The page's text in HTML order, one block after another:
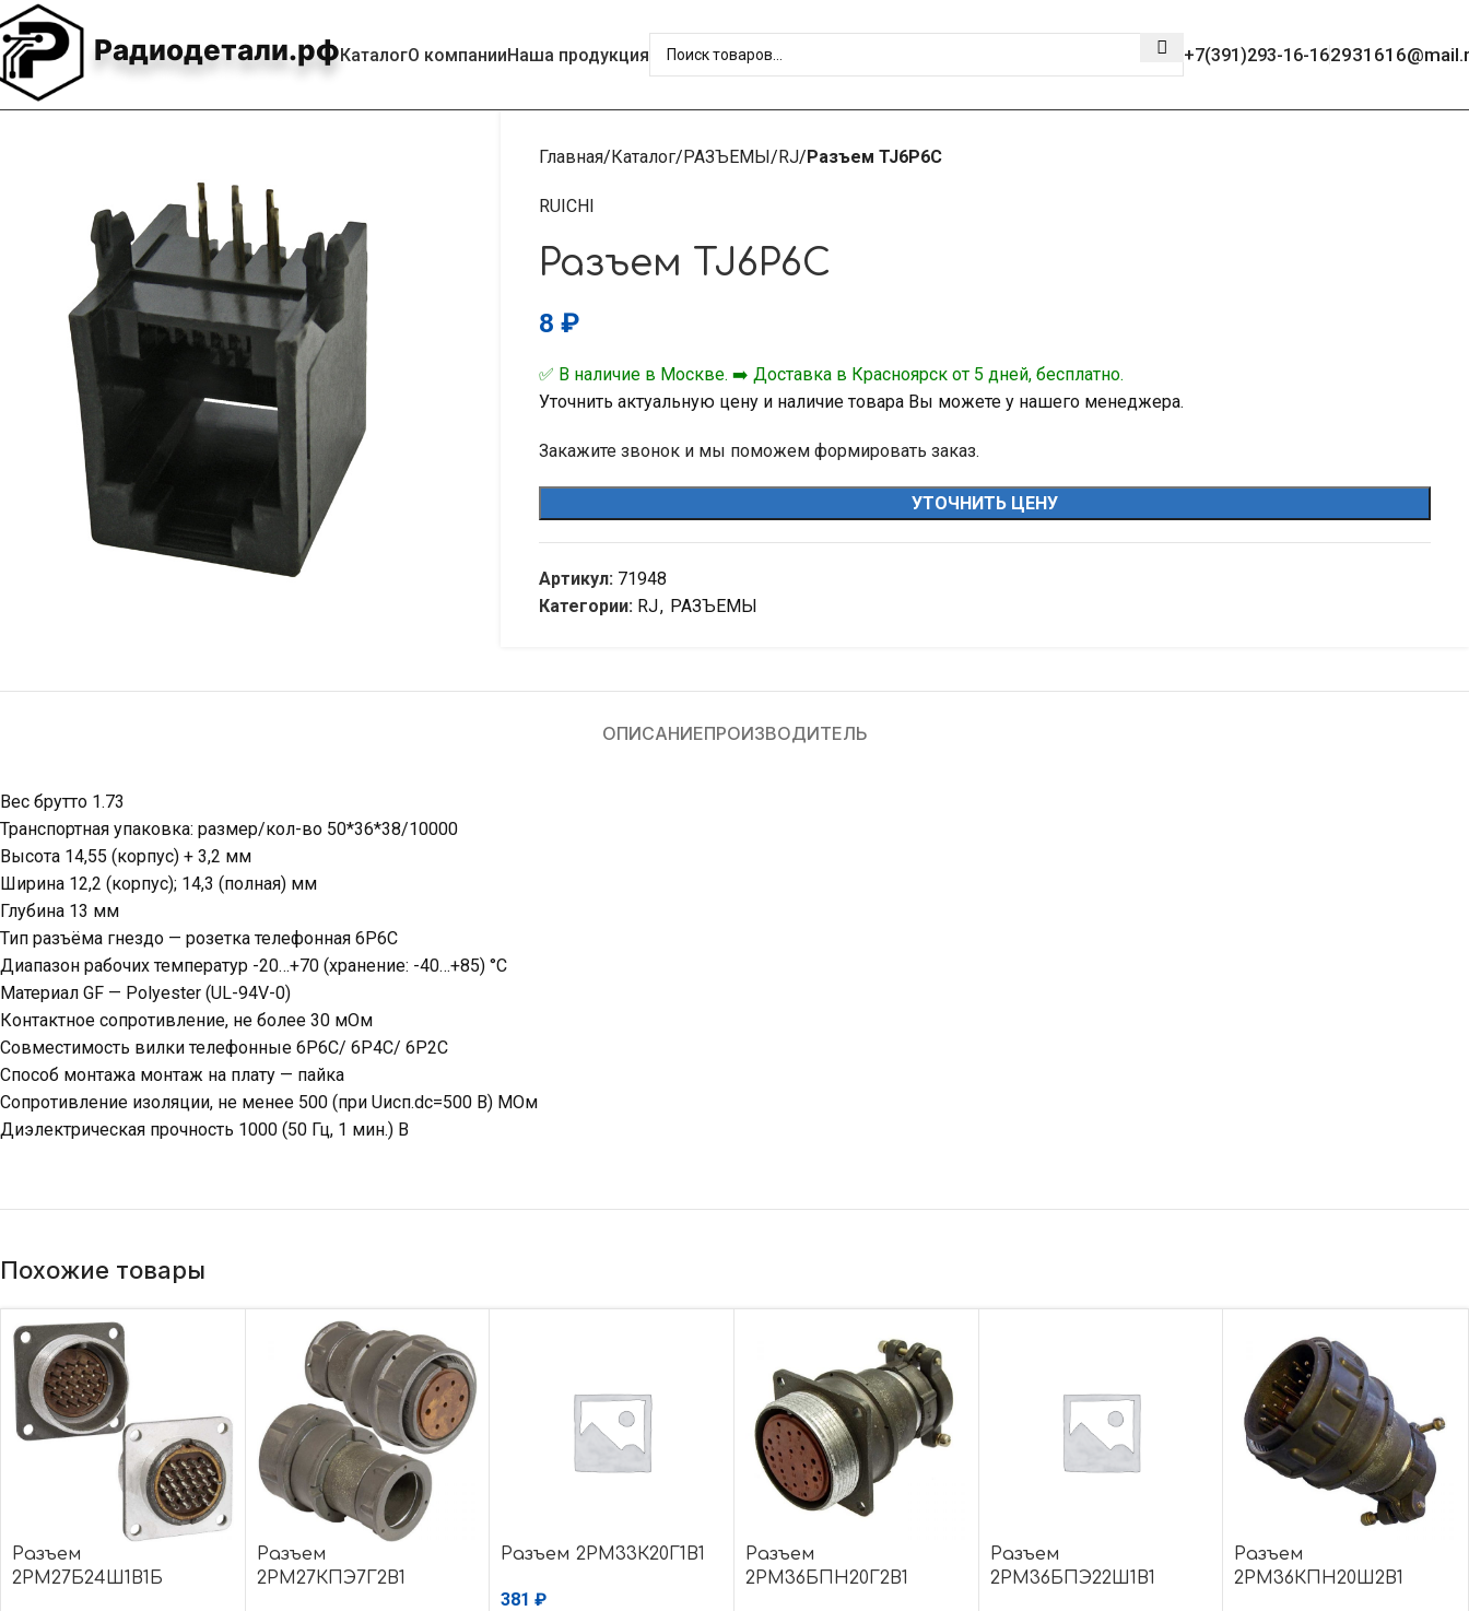
Радиодетали.рфКаталогО компанииНаша продукция +7(391)293-16-16
Главная Каталог РАЗЪЕМЫ RJ Разъем TJ6P6C
RUICHI
Разъем TJ6P6C
8 ₽
✅ В наличие в Москве. ➡️ Доставка в Красноярск от 5 дней, бесплатно.
Уточнить актуальную цену и наличие товара Вы можете у нашего менеджера.
Закажите звонок и мы поможем формировать заказ.
УТОЧНИТЬ ЦЕНУ
Артикул: 71948
Категории: RJ, РАЗЪЕМЫ
ОПИСАНИЕПРОИЗВОДИТЕЛЬ
Вес брутто 1.73
Транспортная упаковка: размер/кол-во 50*36*38/10000
Высота 14,55 (корпус) + 3,2 мм
Ширина 12,2 (корпус); 14,3 (полная) мм
Глубина 13 мм
Тип разъёма гнездо — розетка телефонная 6P6C
Диапазон рабочих температур -20…+70 (хранение: -40…+85) °С
Материал GF — Polyester (UL-94V-0)
Контактное сопротивление, не более 30 мОм
Совместимость вилки телефонные 6P6C/ 6P4C/ 6P2C
Способ монтажа монтаж на плату — пайка
Сопротивление изоляции, не менее 500 (при Uисп.dc=500 В) МОм
Диэлектрическая прочность 1000 (50 Гц, 1 мин.) В
Похожие товары
Разъем
2РМ27Б24Ш1В1Б
Разъем
2РМ27КПЭ7Г2В1
Разъем 2РМ33К20Г1В1
381₽
Разъем
2РМ36БПН20Г2В1
Разъем
2РМ36БПЭ22Ш1В1
Разъем
2РМ36КПН20Ш2В1